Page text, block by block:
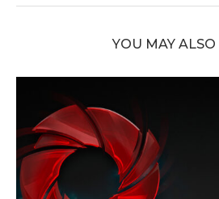
YOU MAY ALSO